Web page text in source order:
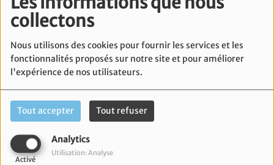
collectons
Nous utilisons des cookies pour fournir les services et les
fonctionnalités proposés sur notre site et pour améliorer
l'expérience de nos utilisateurs.
Tout accepter Tout refuser
Analytics
Activé
Utilisation: Analyse
Un gynéco à votre
écoute